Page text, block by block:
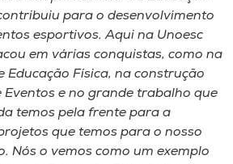
para o desenvolvimento
esportivos. Aqui na Unoesc
em várias conquistas, como na
Educação Física, na construção
Eventos e no grande trabalho que
temos pela frente para a
que temos para o nosso
Nós o vemos como um exemplo